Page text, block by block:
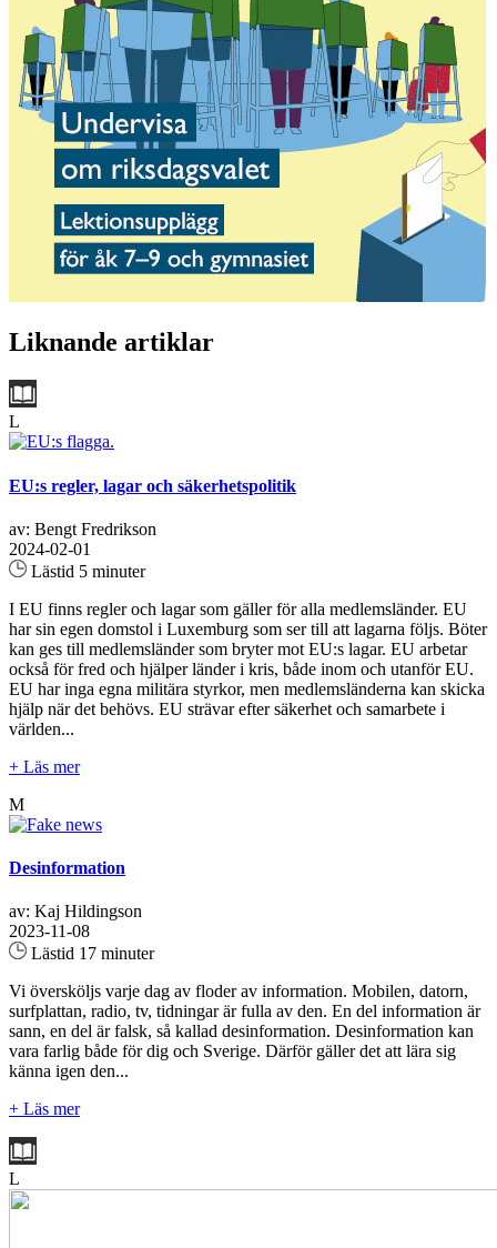
Liknande artiklar
L
EU:s regler, lagar och säkerhetspolitik
av: Bengt Fredrikson
2024-02-01
Lästid 5 minuter
I EU finns regler och lagar som gäller för alla medlemsländer. EU
har sin egen domstol i Luxemburg som ser till att lagarna följs. Böter
kan ges till medlemsländer som bryter mot EU:s lagar. EU arbetar
också för fred och hjälper länder i kris, både inom och utanför EU.
EU har inga egna militära styrkor, men medlemsländerna kan skicka
hjälp när det behövs. EU strävar efter säkerhet och samarbete i
världen...
+ Läs mer
M
Desinformation
av: Kaj Hildingson
2023-11-08
Lästid 17 minuter
Vi översköljs varje dag av floder av information. Mobilen, datorn,
surfplattan, radio, tv, tidningar är fulla av den. En del information är
sann, en del är falsk, så kallad desinformation. Desinformation kan
vara farlig både för dig och Sverige. Därför gäller det att lära sig
känna igen den...
+ Läs mer
L